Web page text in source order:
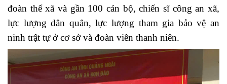
đoàn thể xã và gần 100 cán bộ, chiến sĩ công an xã,
lực lượng dân quân, lực lượng tham gia bảo vệ an
ninh trật tự ở cơ sở và đoàn viên thanh niên.